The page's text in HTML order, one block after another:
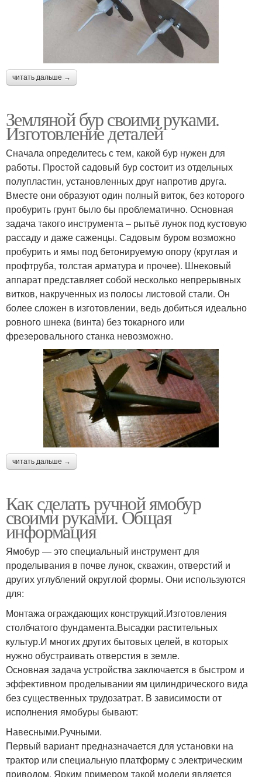
читать дальше →
Земляной бур своими руками.
Изготовление деталей
Сначала определитесь с тем, какой бур нужен для
работы. Простой садовый бур состоит из отдельных
полупластин, установленных друг напротив друга.
Вместе они образуют один полный виток, без которого
пробурить грунт было бы проблематично. Основная
задача такого инструмента – рытьё лунок под кустовую
рассаду и даже саженцы. Садовым буром возможно
пробурить и ямы под бетонируемую опору (круглая и
профтруба, толстая арматура и прочее). Шнековый
аппарат представляет собой несколько непрерывных
витков, накрученных из полосы листовой стали. Он
более сложен в изготовлении, ведь добиться идеально
ровного шнека (винта) без токарного или
фрезеровального станка невозможно.
читать дальше →
Как сделать ручной ямобур
своими руками. Общая
информация
Ямобур — это специальный инструмент для
проделывания в почве лунок, скважин, отверстий и
других углублений округлой формы. Они используются
для:
Монтажа ограждающих конструкций.Изготовления
столбчатого фундамента.Высадки растительных
культур.И многих других бытовых целей, в которых
нужно обустраивать отверстия в земле.
Основная задача устройства заключается в быстром и
эффективном проделывании ям цилиндрического вида
без существенных трудозатрат. В зависимости от
исполнения ямобуры бывают:
Навесными.Ручными.
Первый вариант предназначается для установки на
трактор или специальную платформу с электрическим
приводом. Ярким примером такой модели является